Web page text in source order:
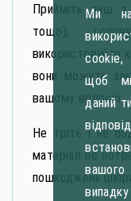
Прийміть душ
тощо),
використовуйте
вони можуть
вашому волоссі.
Не тріть і не
матеріал не
пошкоджень
Ми
cookie,
щоб ми
даний
вашого